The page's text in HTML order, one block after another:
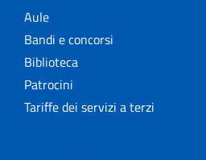
Aule
Bandi e concorsi
Biblioteca
Patrocini
Tariffe dei servizi a terzi